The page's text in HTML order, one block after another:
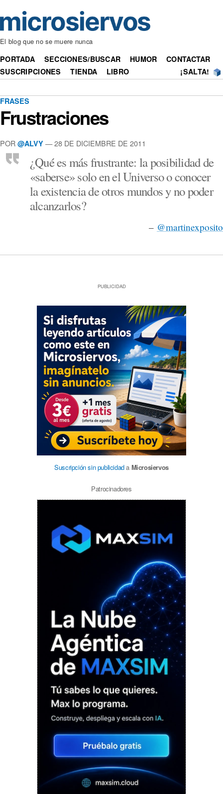
El blog que no se muere nunca
PORTADA SECCIONES/BUSCAR HUMOR
CONTACTAR
SUSCRIPCIONES
TIENDA LIBRO ¡SALTA!
FRASES
Frustraciones
POR @ALVY — 28 DE DICIEMBRE DE 2011
¿Qué es más frustrante: la posibilidad de
«saberse» solo en el Universo o conocer
la existencia de otros mundos y no poder
alcanzarlos?
– @martinexposito
PUBLICIDAD
Suscripción sin publicidada Microsiervos
Patrocinadores